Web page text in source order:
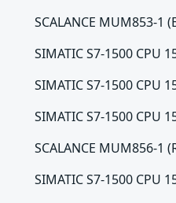
SCALANCE MUM853-1
SIMATIC S7-1500 CPU
SIMATIC S7-1500 CPU
SIMATIC S7-1500 CPU
SCALANCE MUM856-1
SIMATIC S7-1500 CPU